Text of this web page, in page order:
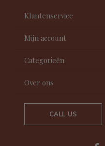
Klantenservice
Mijn account
Categorieën
Over ons
CALL US